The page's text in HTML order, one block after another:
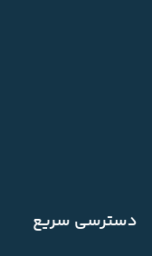
دسترسی سریع